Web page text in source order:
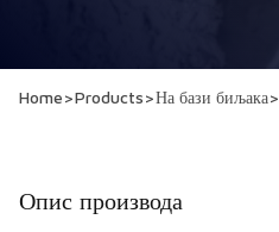
Home>Products>На бази биљака>
Опис производа